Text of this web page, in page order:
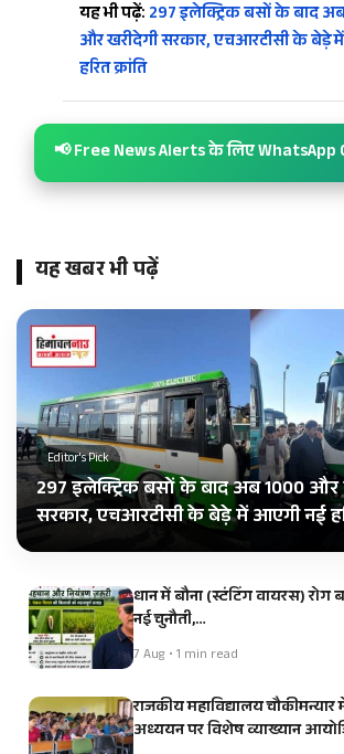
यह भी पढ़ें: 297 इलेक्ट्रिक बसों के बाद
और खरीदेगी सरकार, एचआरटीसी के बेड़े
हरित क्रांति
📢 Free News Alerts के लिए WhatsApp
यह खबर भी पढ़ें
Editor's Pick
297 इलेक्ट्रिक बसों के बाद अब 1000 और
सरकार, एचआरटीसी के बेड़े में आएगी नई
धान में बौना (स्टंटिंग वायरस) रोग
नई चुनौती,…
7 Aug • 1 min read
राजकीय महाविद्यालय
अध्ययन पर विशेष व्याख्यान